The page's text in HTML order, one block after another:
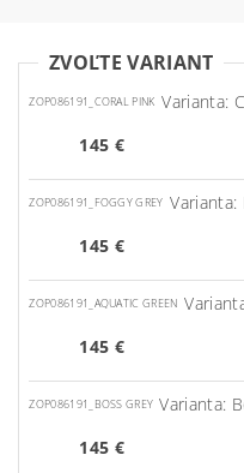
ZVOĽTE VARIANT
ZOP086191_CORAL PINK Varianta:
145 €
ZOP086191_FOGGY GREY Varianta:
145 €
ZOP086191_AQUATIC GREEN
145 €
ZOP086191_BOSS GREY Varianta:
145 €